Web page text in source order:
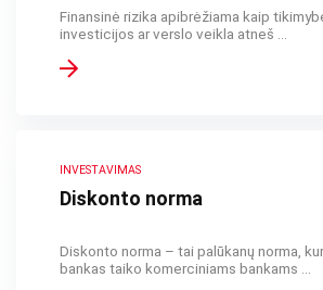
Finansinė rizika apibrėžiama kaip
investicijos ar verslo veikla atneš ...
INVESTAVIMAS
Diskonto norma
Diskonto norma – tai palūkanų norma,
bankas taiko komerciniams bankams ...